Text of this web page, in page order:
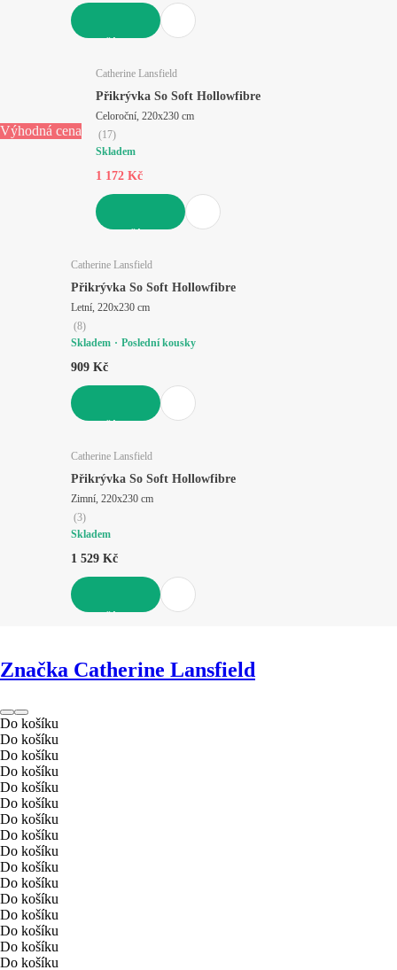
Výhodná cena
Catherine Lansfield
Přikrývka So Soft Hollowfibre
Celoroční, 220x230 cm
(17)
Skladem
1 172 Kč
Catherine Lansfield
Přikrývka So Soft Hollowfibre
Letní, 220x230 cm
(8)
Skladem
Poslední kousky
909 Kč
Catherine Lansfield
Přikrývka So Soft Hollowfibre
Zimní, 220x230 cm
(3)
Skladem
1 529 Kč
Značka Catherine Lansfield
Do košíku
Do košíku
Do košíku
Do košíku
Do košíku
Do košíku
Do košíku
Do košíku
Do košíku
Do košíku
Do košíku
Do košíku
Do košíku
Do košíku
Do košíku
Do košíku